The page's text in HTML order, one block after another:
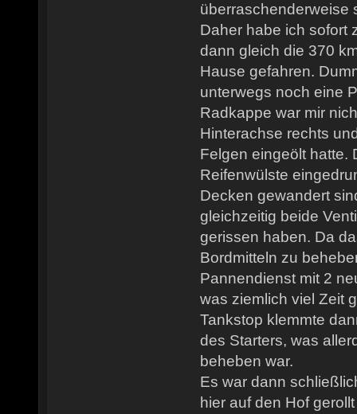
überraschenderweise
Daher habe ich sofort
dann gleich die 370
Hause gefahren.
unterwegs noch eine
Radkappe war mir
Hinterachse rechts
Felgen eingeölt hatte.
Reifenwülste
Decken gewandert
gleichzeitig beide
gerissen haben. Da
Bordmitteln zu
Pannendienst mit 2
was ziemlich viel Zeit
Tankstop klemmte
des Starters, was
beheben war.
Es war dann
hier auf den Hof